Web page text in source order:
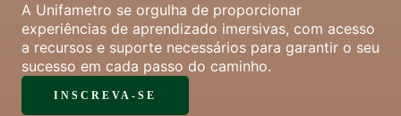
A Unifametro se orgulha de proporcionar
experiências de aprendizado imersivas, com acesso
a recursos e suporte necessários para garantir o seu
sucesso em cada passo do caminho.
INSCREVA-SE